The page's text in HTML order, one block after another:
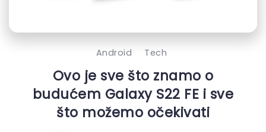
Android Tech
Ovo je sve što znamo o
budućem Galaxy S22 FE i sve
što možemo očekivati